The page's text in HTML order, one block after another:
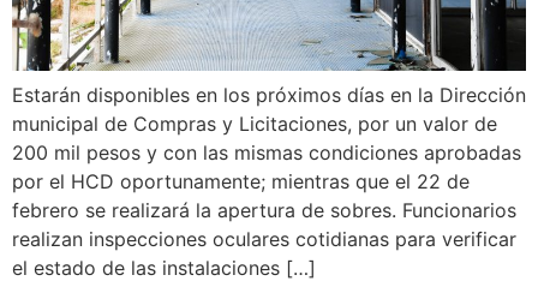
Estarán disponibles en los próximos días en la Dirección
municipal de Compras y Licitaciones, por un valor de
200 mil pesos y con las mismas condiciones aprobadas
por el HCD oportunamente; mientras que el 22 de
febrero se realizará la apertura de sobres. Funcionarios
realizan inspecciones oculares cotidianas para verificar
el estado de las instalaciones […]